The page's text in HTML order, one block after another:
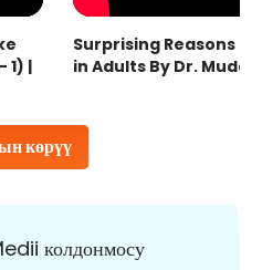
көрүү
1) |
Surprising Reasons
in Adults By Dr.
колдонмосу